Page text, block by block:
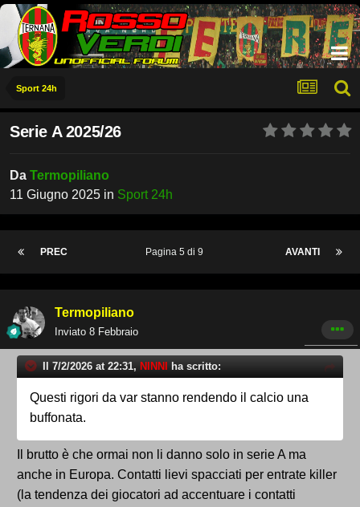
Sport 24h
Serie A 2025/26
Da Termopiliano
11 Giugno 2025 in Sport 24h
PREC AVANTI
Pagina 5 di 9
Termopiliano
Inviato 8 Febbraio
Il 7/2/2026 at 22:31, NINNI ha scritto:
Questi rigori da var stanno rendendo il calcio una
buffonata.
Il brutto è che ormai non li danno solo in serie A ma
anche in Europa. Contatti lievi spacciati per entrate killer
(la tendenza dei giocatori ad accentuare i contatti